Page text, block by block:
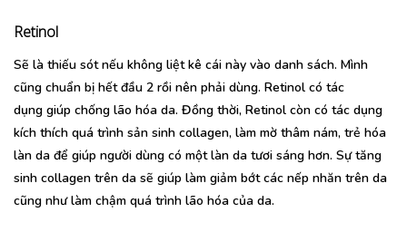
Retinol
Sẽ là thiếu sót nếu không liệt kê cái này vào danh sách. Mình
cũng chuẩn bị hết đầu 2 rồi nên phải dùng. Retinol có tác
dụng giúp chống lão hóa da. Đồng thời, Retinol còn có tác dụng
kích thích quá trình sản sinh collagen, làm mờ thâm nám, trẻ hóa
làn da để giúp người dùng có một làn da tươi sáng hơn. Sự tăng
sinh collagen trên da sẽ giúp làm giảm bớt các nếp nhăn trên da
cũng như làm chậm quá trình lão hóa của da.